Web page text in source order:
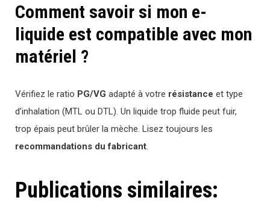
Comment savoir si mon e-
liquide est compatible avec mon
matériel ?
Vérifiez le ratio PG/VG adapté à votre résistance et type
d’inhalation (MTL ou DTL). Un liquide trop fluide peut fuir,
trop épais peut brûler la mèche. Lisez toujours les
recommandations du fabricant.
Publications similaires: